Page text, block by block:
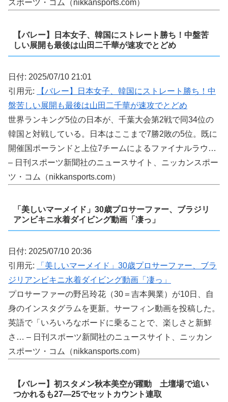
スポーツ・コム（nikkansports.com）
【バレー】日本女子、韓国にストレート勝ち！中盤苦
しい展開も最後は山田二千華が速攻でとどめ
日付: 2025/07/10 21:01
引用元:
【バレー】日本女子、韓国にストレート勝ち！中
盤苦しい展開も最後は山田二千華が速攻でとどめ
世界ランキング5位の日本が、千葉大会第2戦で同34位の
韓国と対戦している。日本はここまで7勝2敗の5位。既に
開催国ポーランドと上位7チームによるファイナルラウ…
– 日刊スポーツ新聞社のニュースサイト、ニッカンスポー
ツ・コム（nikkansports.com）
「美しいマーメイド」30歳プロサーファー、ブラジリ
アンビキニ水着ダイビング動画「凄っ」
日付: 2025/07/10 20:36
引用元:
「美しいマーメイド」30歳プロサーファー、ブラ
ジリアンビキニ水着ダイビング動画「凄っ」
プロサーファーの野呂玲花（30＝吉本興業）が10日、自
身のインスタグラムを更新。サーフィン動画を投稿した。
英語で「いろいろなボードに乗ることで、楽しさと新鮮
さ… – 日刊スポーツ新聞社のニュースサイト、ニッカン
スポーツ・コム（nikkansports.com）
【バレー】初スタメン秋本美空が躍動 土壇場で追い
つかれるも27―25でセットカウント連取